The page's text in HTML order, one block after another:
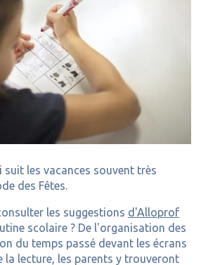
suit les vacances souvent très
des Fêtes.
les suggestions d'Alloprof
scolaire ? De l'organisation des
du temps passé devant les écrans
la lecture, les parents y trouveront